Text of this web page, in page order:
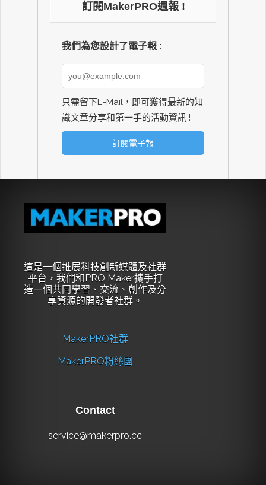
訂閱MakerPRO週報 !
我們為您設計了電子報 :
只需留下E-Mail，即可獲得最新的知
識文章分享和第一手的活動資訊 !
這是一個推展科技創新媒體及社群
平台，我們和PRO Maker攜手打
造一個共同學習、交流、創作及分
享資源的開發者社群。
MakerPRO社群
MakerPRO粉絲團
Contact
service@makerpro.cc